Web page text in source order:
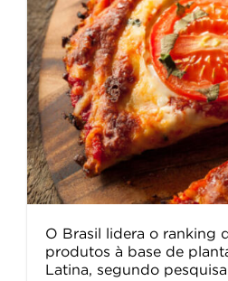
O Brasil lidera o ranking
produtos à base de
Latina, segundo